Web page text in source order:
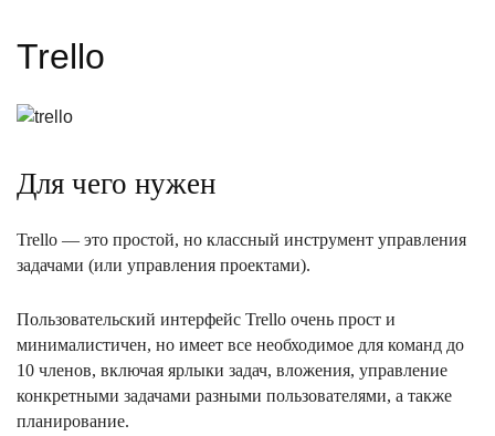
Trello
Для чего нужен
Trello — это простой, но классный инструмент управления
задачами (или управления проектами).
Пользовательский интерфейс Trello очень прост и
минималистичен, но имеет все необходимое для команд до
10 членов, включая ярлыки задач, вложения, управление
конкретными задачами разными пользователями, а также
планирование.